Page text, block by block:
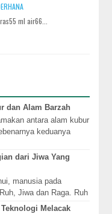
ml air66...
dan Alam Barzah
antara alam kubur
keduanya
dari Jiwa Yang
manusia pada
Jiwa dan Raga. Ruh
utama supaya
Melacak